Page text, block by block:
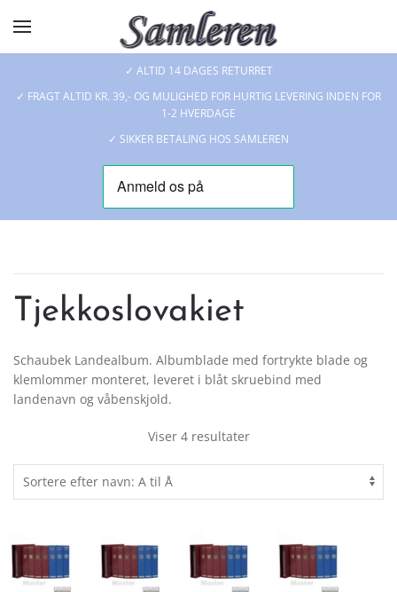
Skip to main content
✓ ALTID 14 DAGES RETURRET
✓ FRAGT ALTID KR. 39,- OG MULIGHED FOR HURTIG LEVERING INDEN FOR
1-2 HVERDAGE
✓ SIKKER BETALING HOS SAMLEREN
Tjekkoslovakiet
Schaubek Landealbum. Albumblade med fortrykte blade og
klemlommer monteret, leveret i blåt skruebind med
landenavn og våbenskjold.
Viser 4 resultater